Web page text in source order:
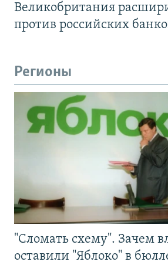
Великобритания
против российских
Регионы
"Сломать схему". Зачем
оставили "Яблоко" в